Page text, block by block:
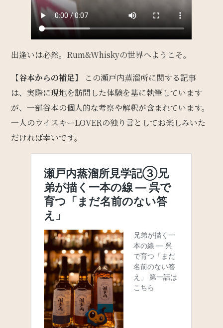
出逢いは必然。Rum&Whiskyの世界へようこそ。
【谷本からの補足】
この瀬戸内蒸溜所に関する記事
は、実際に現地を訪問した体験を基に執筆しています
が、一部谷本の個人的な考察や解釈が含まれています。
一人のウイスキーLOVERの独り言としてお楽しみいた
だければ幸いです。